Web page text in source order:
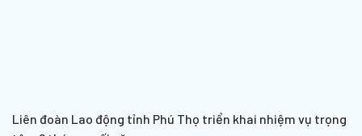
Liên đoàn Lao động tỉnh Phú Thọ triển khai nhiệm vụ trọng